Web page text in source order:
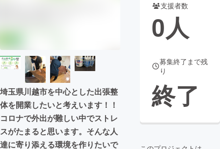
CAMPFIRE Creation
CAMPFIREふるさと納税
埼玉県川越市を中心とした出張整
体を開業したいと考えいます！！
コロナで外出が難しい中でストレ
スがたまると思います。そんな人
達に寄り添える環境を作りたいで
支援者数
0人
募集終了まで残
り
終了